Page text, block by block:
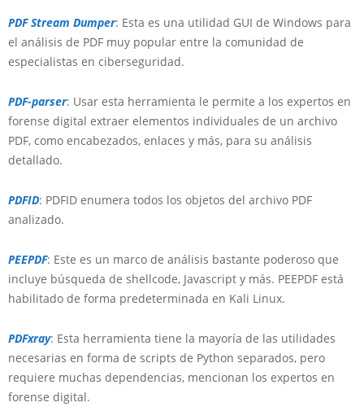
PDF Stream Dumper: Esta es una utilidad GUI de Windows para
el análisis de PDF muy popular entre la comunidad de
especialistas en ciberseguridad.
PDF-parser: Usar esta herramienta le permite a los expertos en
forense digital extraer elementos individuales de un archivo
PDF, como encabezados, enlaces y más, para su análisis
detallado.
PDFID: PDFID enumera todos los objetos del archivo PDF
analizado.
PEEPDF: Este es un marco de análisis bastante poderoso que
incluye búsqueda de shellcode, Javascript y más. PEEPDF está
habilitado de forma predeterminada en Kali Linux.
PDFxray: Esta herramienta tiene la mayoría de las utilidades
necesarias en forma de scripts de Python separados, pero
requiere muchas dependencias, mencionan los expertos en
forense digital.